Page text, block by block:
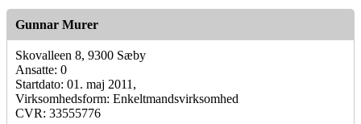
Gunnar Murer
Skovalleen 8, 9300 Sæby
Ansatte: 0
Startdato: 01. maj 2011,
Virksomhedsform: Enkeltmandsvirksomhed
CVR: 33555776